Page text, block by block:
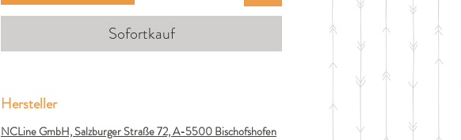
Sofortkauf
Hersteller
NCLine GmbH, Salzburger Straße 72, A-5500 Bischofshofen